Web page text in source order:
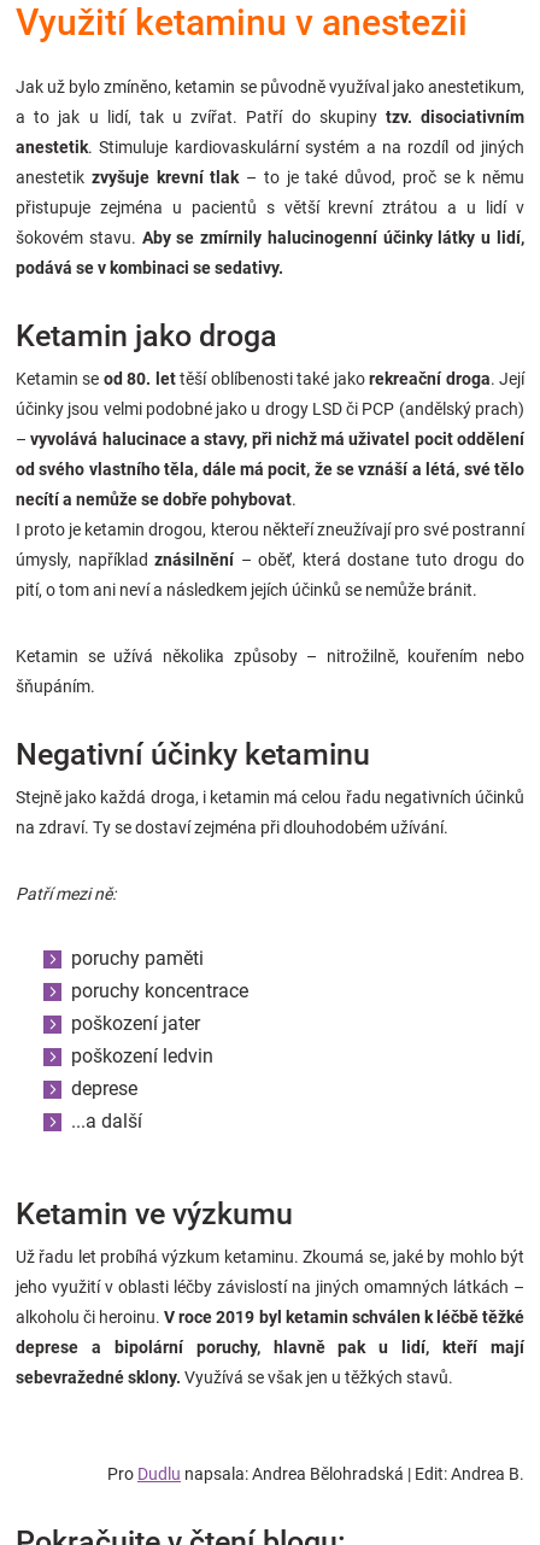
oblečení
Novinky
Značky
Blog
Hračkářství
Přihlášení
Využití ketaminu v anestezii
Jak už bylo zmíněno, ketamin se původně využíval jako anestetikum,
a to jak u lidí, tak u zvířat. Patří do skupiny tzv. disociativním
anestetik. Stimuluje kardiovaskulární systém a na rozdíl od jiných
anestetik zvyšuje krevní tlak– to je také důvod, proč se k němu
přistupuje zejména u pacientů s větší krevní ztrátou a u lidí v
šokovém stavu. Aby se zmírnily halucinogenní účinky látky u lidí,
podává se v kombinaci se sedativy.
Ketamin jako droga
Ketamin se od 80. lettěší oblíbenosti také jakorekreační droga. Její
účinky jsou velmi podobné jako u drogy LSD či PCP (andělský prach)
–vyvolává halucinace a stavy, při nichž má uživatel pocit oddělení
od svého vlastního těla, dále má pocit, že se vznáší a létá, své tělo
necítí a nemůže se dobře pohybovat.
I proto je ketamin drogou, kterou někteří zneužívají pro své postranní
úmysly, například znásilnění – oběť, která dostane tuto drogu do
pití, o tom ani neví a následkem jejích účinků se nemůže bránit.
Ketamin se užívá několika způsoby – nitrožilně, kouřením nebo
šňupáním.
Negativní účinky ketaminu
Stejně jako každá droga, i ketamin má celou řadu negativních účinků
na zdraví. Ty se dostaví zejména při dlouhodobém užívání.
Patří mezi ně:
poruchy paměti
poruchy koncentrace
poškození jater
poškození ledvin
deprese
...a další
Ketamin ve výzkumu
Už řadu let probíhá výzkum ketaminu. Zkoumá se, jaké by mohlo být
jeho využití v oblasti léčby závislostí na jiných omamných látkách –
alkoholu či heroinu.V roce 2019 byl ketamin schválen k léčbě těžké
deprese a bipolární poruchy, hlavně pak u lidí, kteří mají
sebevražedné sklony. Využívá se však jen u těžkých stavů.
Pro Dudlu napsala: Andrea Bělohradská | Edit: Andrea B.